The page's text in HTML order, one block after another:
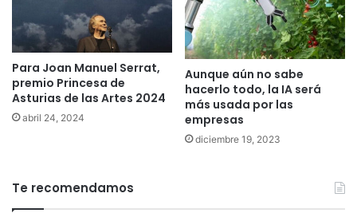
Para Joan Manuel Serrat,
premio Princesa de
Asturias de las Artes 2024
abril 24, 2024
Aunque aún no sabe
hacerlo todo, la IA será
más usada por las
empresas
diciembre 19, 2023
Te recomendamos